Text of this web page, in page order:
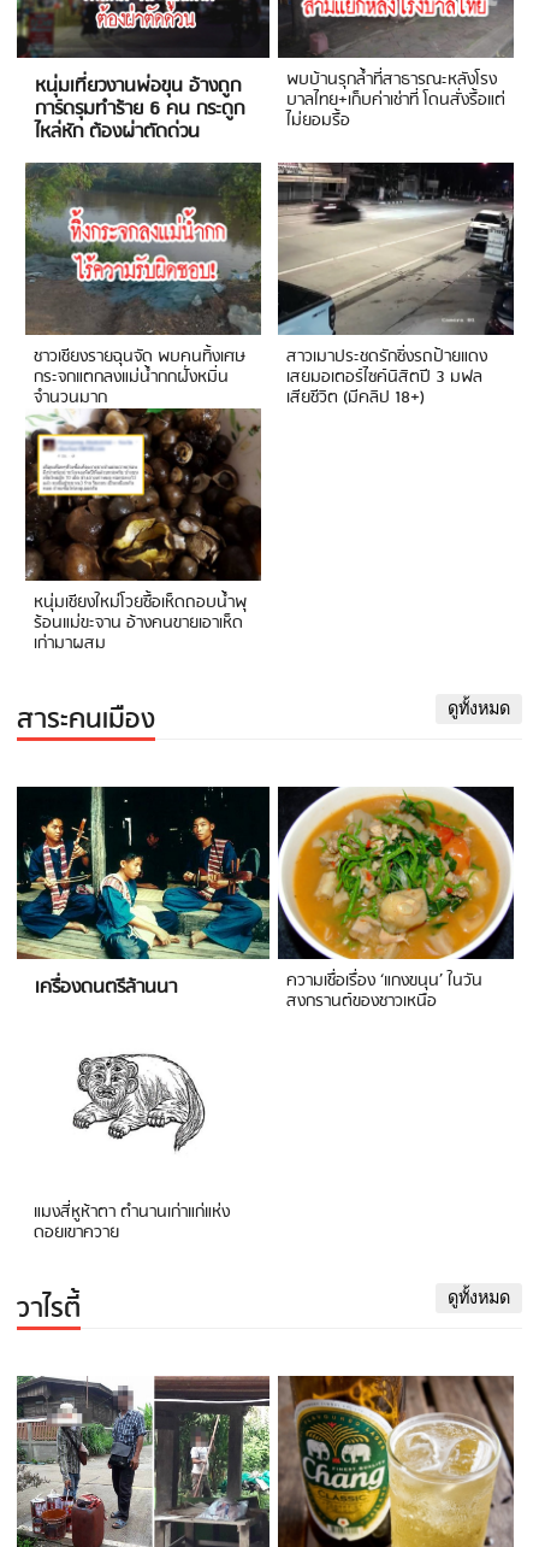
หนุ่มเที่ยวงานพ่อขุน อ้างถูก
การ์ดรุมทำร้าย 6 คน กระดูก
ไหล่หัก ต้องผ่าตัดด่วน
พบบ้านรุกล้ำที่สาธารณะหลังโรง
บาลไทย+เก็บค่าเช่าที่ โดนสั่งรื้อแต่
ไม่ยอมรื้อ
ชาวเชียงรายฉุนจัด พบคนทิ้งเศษ
กระจกแตกลงแม่น้ำกกฝั่งหมิ่น
จำนวนมาก
สาวเมาประชดรักซิ่งรถป้ายแดง
เสยมอเตอร์ไซค์นิสิตปี 3 มฟล
เสียชีวิต (มีคลิป 18+)
หนุ่มเชียงใหม่โวยซื้อเห็ดถอบน้ำพุ
ร้อนแม่ขะจาน อ้างคนขายเอาเห็ด
เก่ามาผสม
สาระคนเมือง ดูทั้งหมด
เครื่องดนตรีล้านนา ความเชื่อเรื่อง ‘แกงขนุน’ ในวัน
สงกรานต์ของชาวเหนือ
แมงสี่หูห้าตา ตำนานเก่าแก่แห่ง
ดอยเขาควาย
วาไรตี้ ดูทั้งหมด